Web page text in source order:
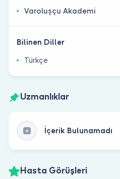
Varoluşçu Akademi
Bilinen Diller
Türkçe
Uzmanlıklar
İçerik Bulunamadı
Hasta Görüşleri